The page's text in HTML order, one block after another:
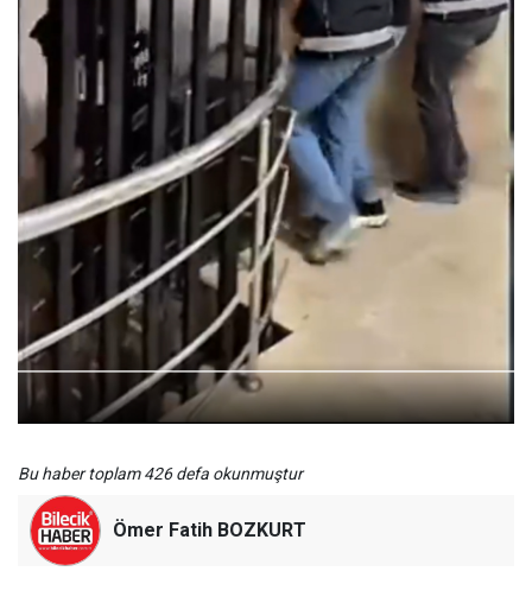
Bu haber toplam 426 defa okunmuştur
Ömer Fatih BOZKURT